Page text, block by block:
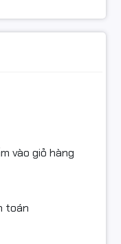
vào giỏ hàng
toán
đã tự đổ mực/tái
#hopmuclaser